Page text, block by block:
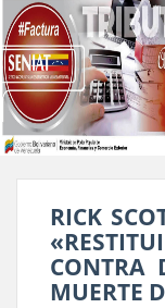
RICK
CONTRA
MUERTE